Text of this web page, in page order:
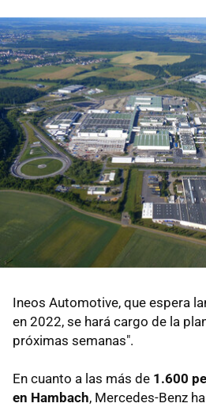
Ineos Automotive, que espera
en 2022, se hará cargo de la
próximas semanas".
En cuanto a las más de 1.600
en Hambach, Mercedes-Benz